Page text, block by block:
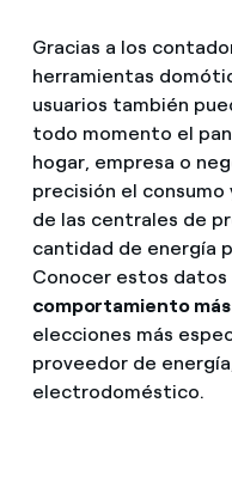
Gracias a los
herramientas
usuarios también
todo momento el
hogar, empresa o
precisión el consumo
de las centrales de
cantidad de energía
Conocer estos datos
comportamiento
elecciones más
proveedor de
electrodoméstico.